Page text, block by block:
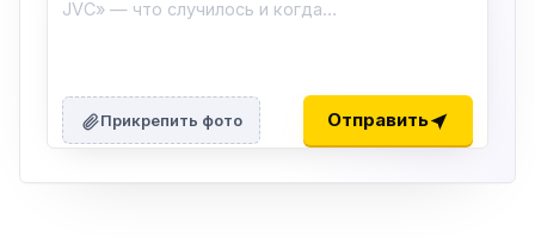
Прикрепить фото Отправить